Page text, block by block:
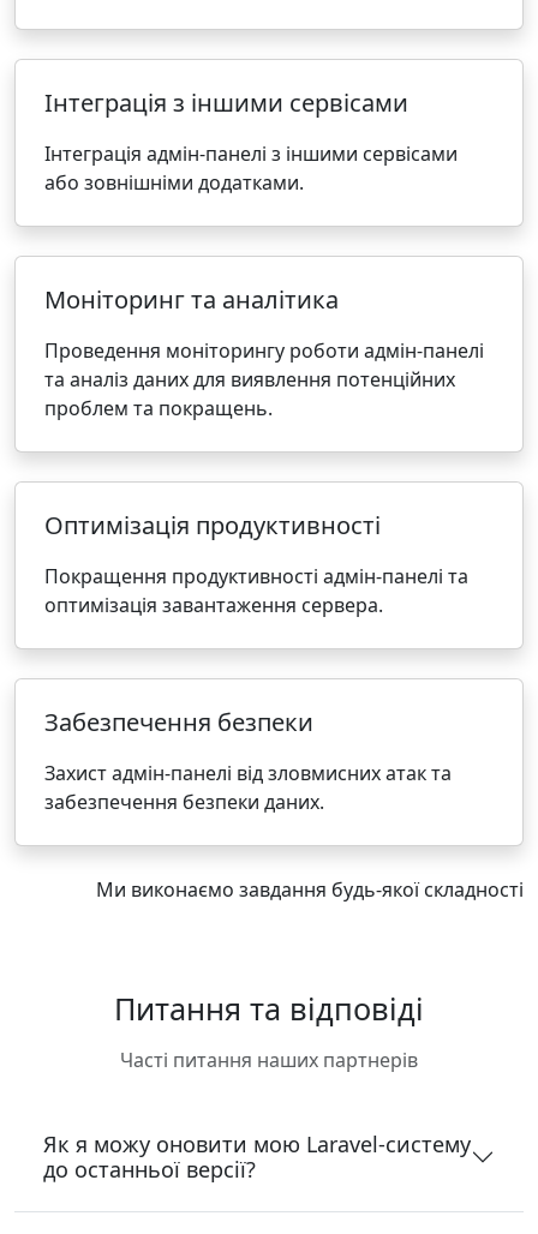
Інтеграція з іншими сервісами
Інтеграція адмін-панелі з іншими сервісами
або зовнішніми додатками.
Моніторинг та аналітика
Проведення моніторингу роботи адмін-панелі
та аналіз даних для виявлення потенційних
проблем та покращень.
Оптимізація продуктивності
Покращення продуктивності адмін-панелі та
оптимізація завантаження сервера.
Забезпечення безпеки
Захист адмін-панелі від зловмисних атак та
забезпечення безпеки даних.
Ми виконаємо завдання будь-якої складності
Питання та відповіді
Часті питання наших партнерів
Як я можу оновити мою Laravel-систему
до останньої версії?